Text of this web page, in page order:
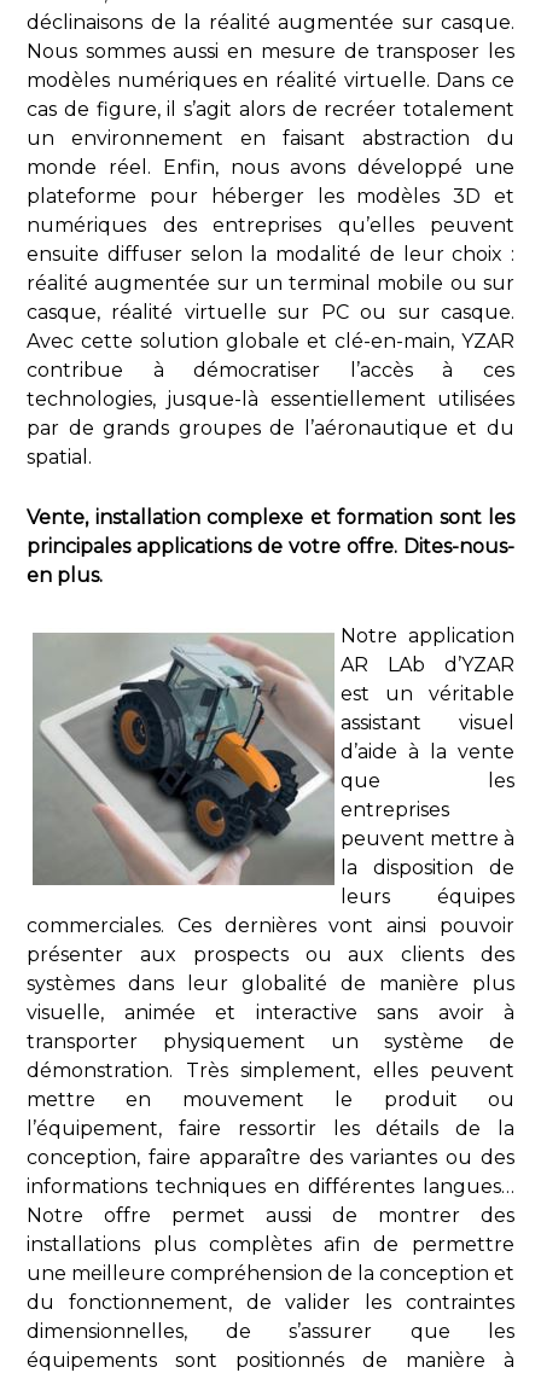
déclinaisons de la réalité augmentée sur casque.
Nous sommes aussi en mesure de transposer les
modèles numériques en réalité virtuelle. Dans ce
cas de figure, il s’agit alors de recréer totalement
un environnement en faisant abstraction du
monde réel. Enfin, nous avons développé une
plateforme pour héberger les modèles 3D et
numériques des entreprises qu’elles peuvent
ensuite diffuser selon la modalité de leur choix :
réalité augmentée sur un terminal mobile ou sur
casque, réalité virtuelle sur PC ou sur casque.
Avec cette solution globale et clé-en-main, YZAR
contribue à démocratiser l’accès à ces
technologies, jusque-là essentiellement utilisées
par de grands groupes de l’aéronautique et du
spatial.
Vente, installation complexe et formation sont les
principales applications de votre offre. Dites-nous-
en plus.
Notre application
AR LAb d’YZAR
est un véritable
assistant visuel
d’aide à la vente
que les
entreprises
peuvent mettre à
la disposition de
leurs équipes
commerciales. Ces dernières vont ainsi pouvoir
présenter aux prospects ou aux clients des
systèmes dans leur globalité de manière plus
visuelle, animée et interactive sans avoir à
transporter physiquement un système de
démonstration. Très simplement, elles peuvent
mettre en mouvement le produit ou
l’équipement, faire ressortir les détails de la
conception, faire apparaître des variantes ou des
informations techniques en différentes langues…
Notre offre permet aussi de montrer des
installations plus complètes afin de permettre
une meilleure compréhension de la conception et
du fonctionnement, de valider les contraintes
dimensionnelles, de s’assurer que les
équipements sont positionnés de manière à